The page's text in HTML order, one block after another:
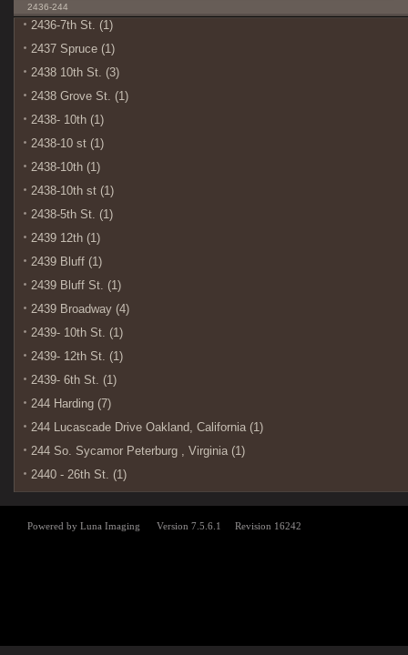
2436-244
2436-7th St. (1)
2437 Spruce (1)
2438 10th St. (3)
2438 Grove St. (1)
2438- 10th (1)
2438-10 st (1)
2438-10th (1)
2438-10th st (1)
2438-5th St. (1)
2439 12th (1)
2439 Bluff (1)
2439 Bluff St. (1)
2439 Broadway (4)
2439- 10th St. (1)
2439- 12th St. (1)
2439- 6th St. (1)
244 Harding (7)
244 Lucascade Drive Oakland, California (1)
244 So. Sycamor Peterburg , Virginia (1)
2440 - 26th St. (1)